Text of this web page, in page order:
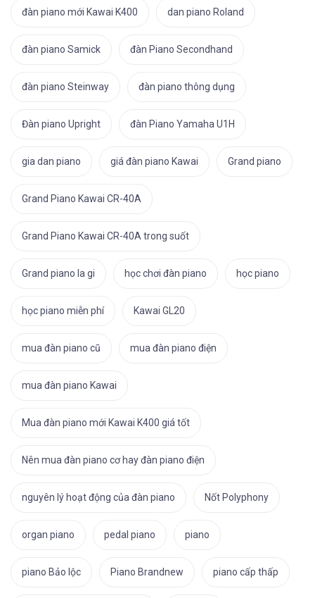
đàn piano mới Kawai K400 dan piano Roland
đàn piano Samick đàn Piano Secondhand
đàn piano Steinway đàn piano thông dụng
Đàn piano Upright đàn Piano Yamaha U1H
gia dan piano giá đàn piano Kawai Grand piano
Grand Piano Kawai CR-40A
Grand Piano Kawai CR-40A trong suốt
Grand piano la gi học chơi đàn piano học piano
học piano miễn phí Kawai GL20
mua đàn piano cũ mua đàn piano điện
mua đàn piano Kawai
Mua đàn piano mới Kawai K400 giá tốt
Nên mua đàn piano cơ hay đàn piano điện
nguyên lý hoạt động của đàn piano Nốt Polyphony
organ piano pedal piano piano
piano Bảo lộc Piano Brandnew piano cấp thấp